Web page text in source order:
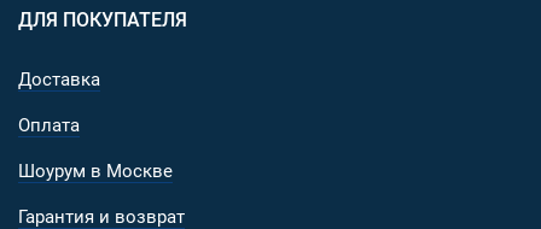
ДЛЯ ПОКУПАТЕЛЯ
Доставка
Оплата
Шоурум в Москве
Гарантия и возврат